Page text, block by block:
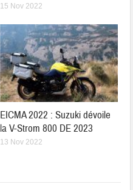
15 Nov 2022
EICMA 2022 : Suzuki dévoile
la V-Strom 800 DE 2023
13 Nov 2022